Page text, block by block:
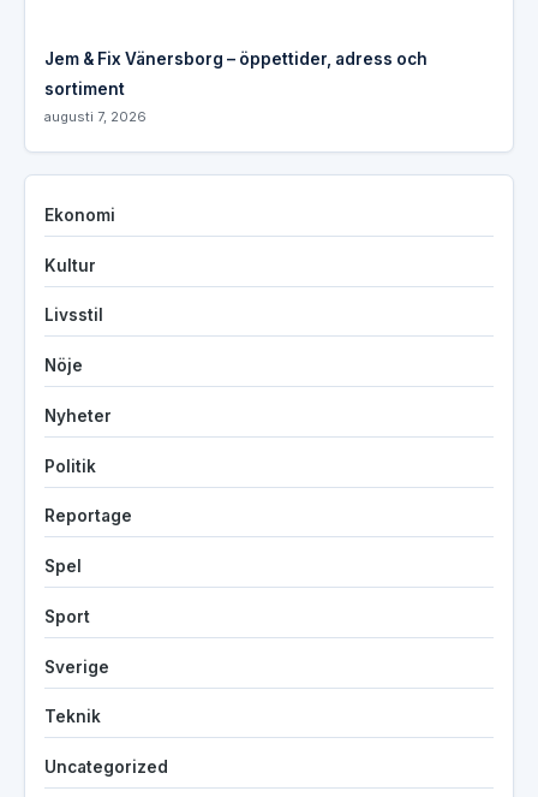
Jem & Fix Vänersborg – öppettider, adress och
sortiment
augusti 7, 2026
Ekonomi
Kultur
Livsstil
Nöje
Nyheter
Politik
Reportage
Spel
Sport
Sverige
Teknik
Uncategorized